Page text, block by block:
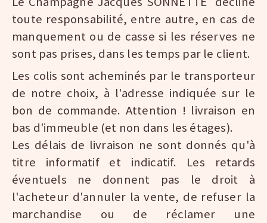
toute responsabilité, entre autre, en cas de
manquement ou de casse si les réserves ne
sont pas prises, dans les temps par le client.
Les colis sont acheminés par le transporteur
de notre choix, à l'adresse indiquée sur le
bon de commande. Attention ! livraison en
bas d'immeuble (et non dans les étages).
Les délais de livraison ne sont donnés qu'à
titre informatif et indicatif. Les retards
éventuels ne donnent pas le droit à
l'acheteur d'annuler la vente, de refuser la
marchandise ou de réclamer une